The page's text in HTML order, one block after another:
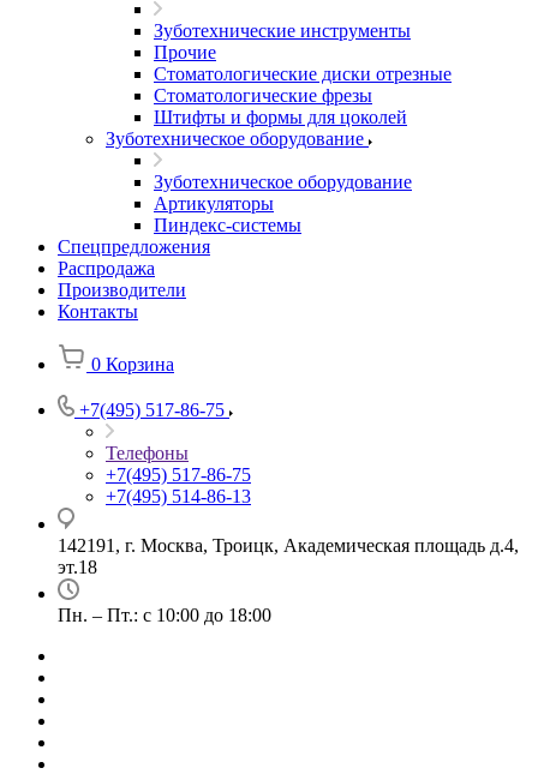
Зуботехнические инструменты
Прочие
Стоматологические диски отрезные
Стоматологические фрезы
Штифты и формы для цоколей
Зуботехническое оборудование
Зуботехническое оборудование
Артикуляторы
Пиндекс-системы
Спецпредложения
Распродажа
Производители
Контакты
0 Корзина
+7(495) 517-86-75
Телефоны
+7(495) 517-86-75
+7(495) 514-86-13
142191, г. Москва, Троицк, Академическая площадь д.4,
эт.18
Пн. – Пт.: с 10:00 до 18:00